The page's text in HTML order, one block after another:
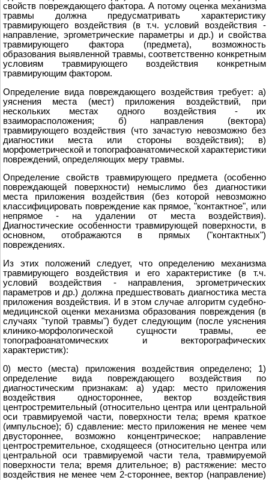
свойств повреждающего фактора. А потому оценка механизма
травмы должна предусматривать характеристику
травмирующего воздействия (в т.ч. условий воздействия -
направление, эргометрические параметры и др.) и свойства
травмирующего фактора (предмета), возможность
образования выявленной травмы, соответственно конкретным
условиям травмирующего воздействия конкретным
травмирующим фактором.
Определение вида повреждающего воздействия требует: а)
уяснения места (мест) приложения воздействий, при
нескольких местах одного воздействия - их
взаиморасположения; б) направления (вектора)
травмирующего воздействия (что зачастую невозможно без
диагностики места или стороны воздействия); в)
морфометрической и топографоанатомической характеристики
повреждений, определяющих меру травмы.
Определение свойств травмирующего предмета (особенно
повреждающей поверхности) немыслимо без диагностики
места приложения воздействия (без которой невозможно
классифицировать повреждение как прямое, "контактное", или
непрямое - на удалении от места воздействия).
Диагностические особенности травмирующей поверхности, в
основном, отображаются в прямых ("контактных")
повреждениях.
Из этих положений следует, что определению механизма
травмирующего воздействия и его характеристике (в т.ч.
условий воздействия - направления, эргометрических
параметров и др.) должна предшествовать диагностика места
приложения воздействия. И в этом случае алгоритм судебно-
медицинской оценки механизма образования повреждения (в
случаях "тупой травмы") будет следующим (после уяснения
клинико-морфологической сущности травмы, еe
топографоанатомических и векторографических
характеристик):
0) место (места) приложения воздействия определено; 1)
определение вида повреждающего воздействия по
диагностическим признакам: а) удар: место приложения
воздействия одностороннее, вектор воздействия
центростремительный (относительно центра или центральной
оси травмируемой части, поверхности тела; время краткое
(импульсное); б) сдавление: место приложения не менее чем
двустороннее, возможно концентрическое; направление
центростремительное, сходящееся (относительно центра или
центральной оси травмируемой части тела, травмируемой
поверхности тела; время длительное; в) растяжение: место
воздействия не менее чем 2-стороннее, вектор (направление)